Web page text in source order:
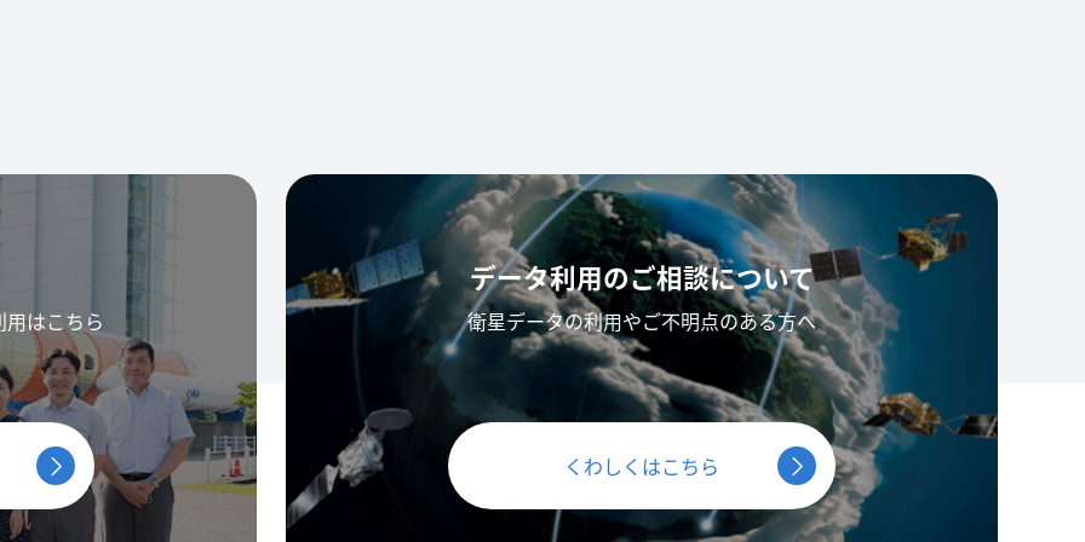
はこちら
データ利用のご相談について
衛星データの利用やご不明点のある方へ
くわしくはこちら